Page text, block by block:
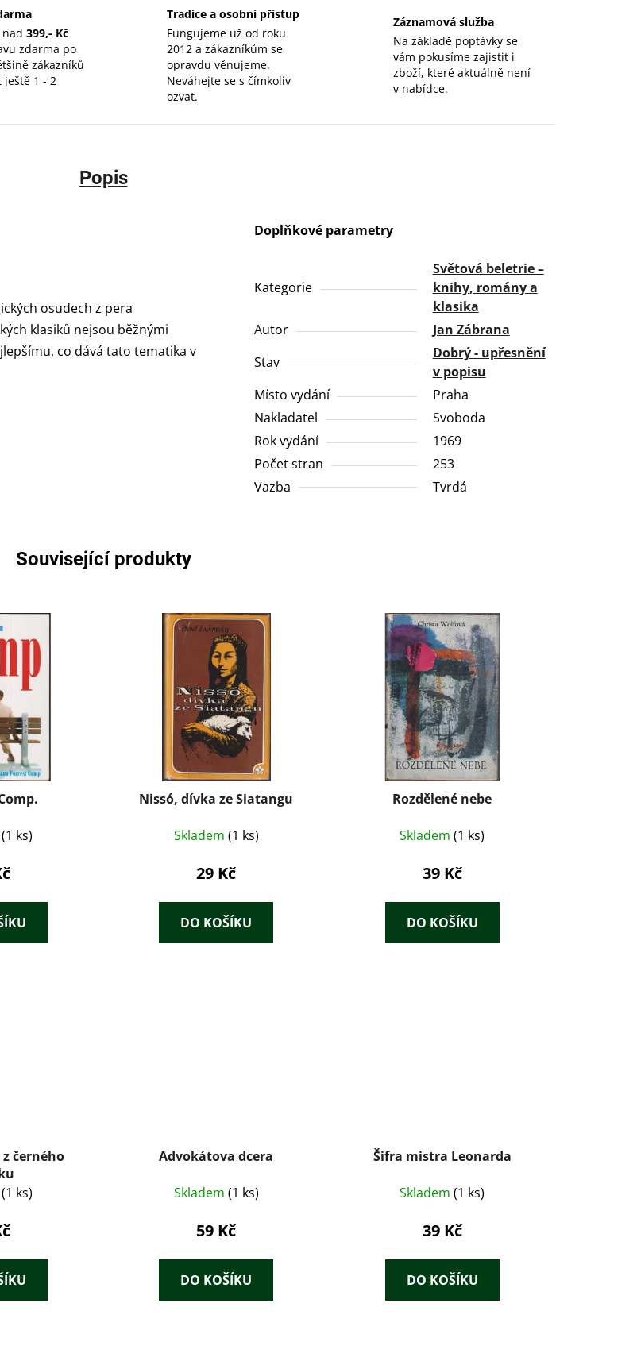
399,- Kč
zdarma po
zákazníků
1 - 2
Tradice a osobní přístup
Fungujeme už od roku
2012 a zákazníkům se
opravdu věnujeme.
Neváhejte se s čímkoliv
ozvat.
Záznamová služba
Na základě poptávky se
vám pokusíme zajistit i
zboží, které aktuálně není
v nabídce.
Popis
osudech z pera
klasiků nejsou běžnými
co dává tato tematika v
Doplňkové parametry
Kategorie
Světová beletrie –
knihy, romány a
klasika
Autor
Jan Zábrana
Stav
Dobrý - upřesnění
v popisu
Místo vydání
Praha
Nakladatel
Svoboda
Rok vydání
1969
Počet stran
253
Vazba
Tvrdá
Související produkty
(1 ks)
Nissó, dívka ze Siatangu
Skladem (1 ks)
29 Kč
DO KOŠÍKU
Rozdělené nebe
Skladem(1 ks)
39 Kč
DO KOŠÍKU
černého
(1 ks)
Advokátova dcera
Skladem (1 ks)
59 Kč
DO KOŠÍKU
Šifra mistra Leonarda
Skladem(1 ks)
39 Kč
DO KOŠÍKU